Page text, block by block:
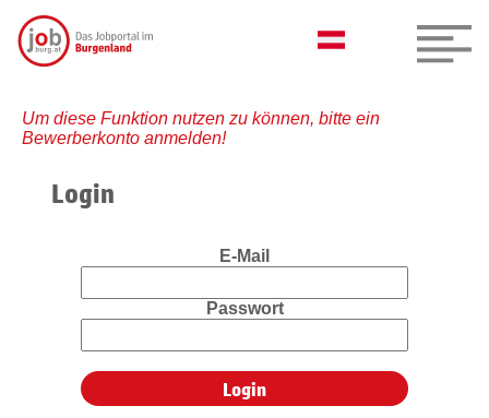
Um diese Funktion nutzen zu können, bitte ein
Bewerberkonto anmelden!
Login
E-Mail
Passwort